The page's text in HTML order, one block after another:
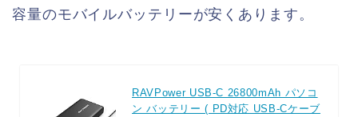
容量のモバイルバッテリーが安くあります。
RAVPower USB-C 26800mAh パソコ
ン バッテリー ( PD対応 USB-Cケーブ